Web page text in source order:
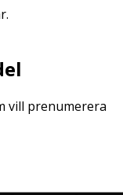
vill prenumerera